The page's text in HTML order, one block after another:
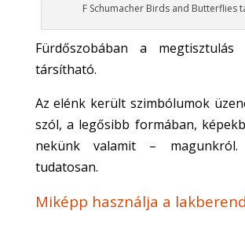
F Schumacher Birds and Butterflies
Fürdőszobában a megtisztulás
társítható.
Az elénk került szimbólumok
szól, a legősibb formában,
nekünk valamit – magunkról.
tudatosan.
Miképp használja a